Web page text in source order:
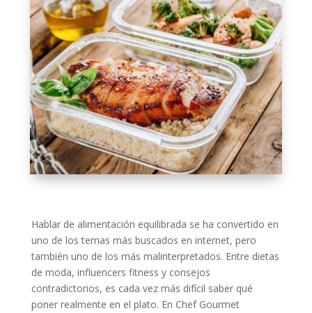
Hablar de alimentación equilibrada se ha convertido en
uno de los temas más buscados en internet, pero
también uno de los más malinterpretados. Entre dietas
de moda, influencers fitness y consejos
contradictorios, es cada vez más difícil saber qué
poner realmente en el plato. En Chef Gourmet